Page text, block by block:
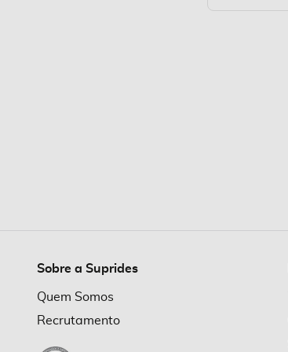
Sobre a Suprides
Quem Somos
Recrutamento